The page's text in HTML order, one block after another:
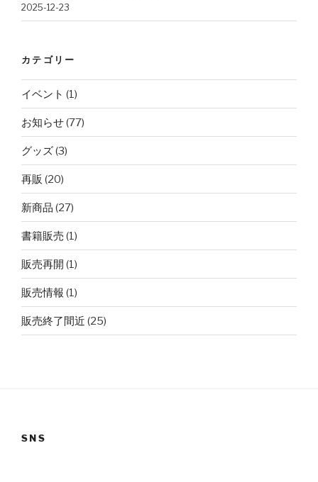
2025-12-23
カテゴリー
イベント (1)
お知らせ(77)
グッズ(3)
再販 (20)
新商品 (27)
書籍販売 (1)
販売再開 (1)
販売情報 (1)
販売終了間近 (25)
SNS